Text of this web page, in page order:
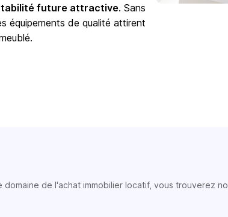
future attractive. Sans
équipements de qualité attirent
de l'achat immobilier locatif, vous trouverez